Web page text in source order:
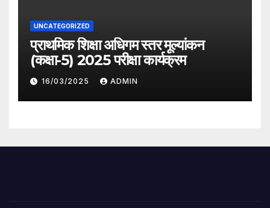
UNCATEGORIZED
प्राथमिक शिक्षा अधिगम स्तर मूल्यांकन
(कक्षा-5) 2025 परीक्षा कार्यक्रम
16/03/2025 ADMIN